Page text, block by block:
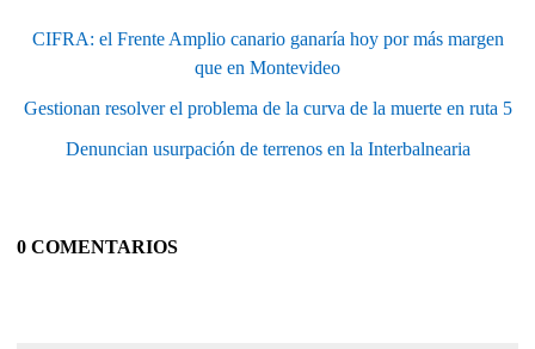
CIFRA: el Frente Amplio canario ganaría hoy por más margen
que en Montevideo
Gestionan resolver el problema de la curva de la muerte en ruta 5
Denuncian usurpación de terrenos en la Interbalnearia
0 COMENTARIOS